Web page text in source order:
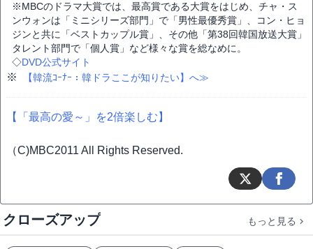
※MBCのドラマ大賞では、最高賞である大賞をはじめ、チャ・ス
ンウォンは「ミニシリーズ部門」で「男性最優秀賞」、コン・ヒョ
ジンと共に「ベストカップル賞」、その他「第38回韓国放送大賞」
タレント部門で「個人賞」など様々な賞を総なめに。
◇DVD公式サイト
※ 【韓流ｺｰﾅｰ：韓ドラここが知りたい】へ≫
【「最高の愛～」を2倍楽しむ】
（C)MBC2011 All Rights Reserved.
クローズアップ もっと見る